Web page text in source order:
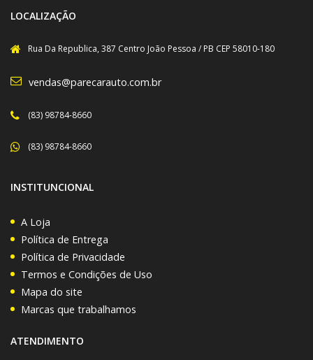
LOCALIZAÇÃO
Rua Da Republica, 387 Centro João Pessoa / PB CEP 58010-180
vendas@parecarauto.com.br
(83) 98784-8660
(83) 98784-8660
INSTITUNCIONAL
A Loja
Política de Entrega
Política de Privacidade
Termos e Condições de Uso
Mapa do site
Marcas que trabalhamos
ATENDIMENTO